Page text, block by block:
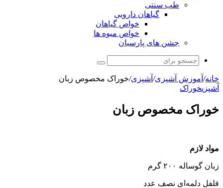
طب سنتی
گیاهان دارویی
خواص گیاهان
خواص میوه ها
جشن های پارسیان
جستجو
خانه/ آموزش آشپزی/ آشپزی/خوراک مخصوص زبان
آشپزیخوراک
خوراک مخصوص زبان
مواد لازم
زبان گوساله ۲۰۰ گرم
فلفل دلمه‌ای نصف عدد